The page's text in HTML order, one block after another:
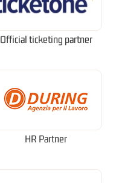
Official ticketing partner
HR Partner